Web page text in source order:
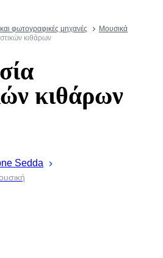
φωτογραφικές μηχανές
Μουσικά
κιθάρων
κιθάρων
Sedda